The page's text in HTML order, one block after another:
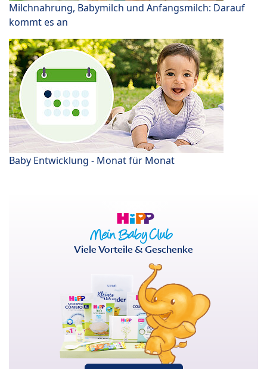
Milchnahrung, Babymilch und Anfangsmilch: Darauf
kommt es an
Baby Entwicklung - Monat für Monat
Viele Vorteile & Geschenke